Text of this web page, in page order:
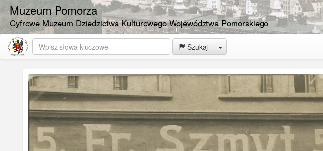
Muzeum Pomorza
Cyfrowe Muzeum Dziedzictwa Kulturowego Województwa Pomorskiego
Szukaj Toggle Dropdown